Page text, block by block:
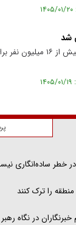
از آغاز فعالیت سامانه
خطر ساده‌انگاری
را ترک کنند
در نگاه